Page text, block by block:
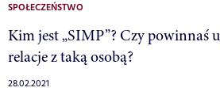
SPOŁECZEŃSTWO
Kim jest „SIMP”? Czy powinnaś
relacje z taką osobą?
28.02.2021